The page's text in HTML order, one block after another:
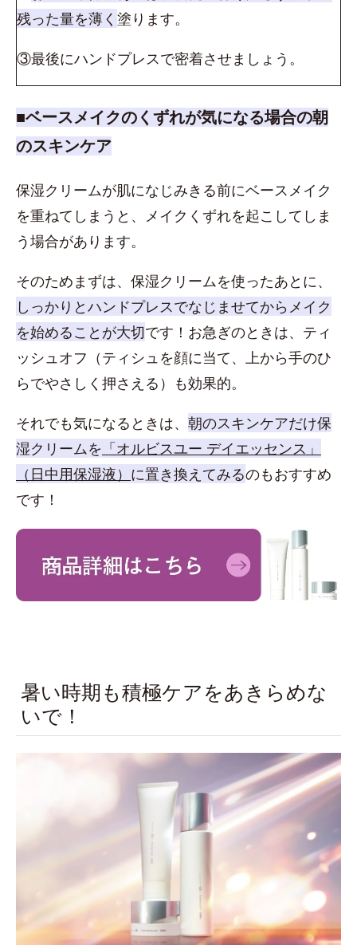
残った量を薄く 塗ります。
③最後にハンドプレスで密着させましょう。
■ベースメイクのくずれが気になる場合の朝
のスキンケア
保湿クリームが肌になじみきる前にベースメイク
を重ねてしまうと、メイクくずれを起こしてしま
う場合があります。
そのためまずは、保湿クリームを使ったあとに、
しっかりとハンドプレスでなじませてからメイク
を始めることが大切です！お急ぎのときは、ティ
ッシュオフ（ティシュを顔に当て、上から手のひ
らでやさしく押さえる）も効果的。
それでも気になるときは、 朝のスキンケアだけ保
湿クリームを 「オルビスユー デイエッセンス」
（日中用保湿液） に置き換えてみるのもおすすめ
です！
暑い時期も積極ケアをあきらめな
いで！